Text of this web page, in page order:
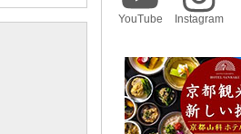
YouTube Instagram